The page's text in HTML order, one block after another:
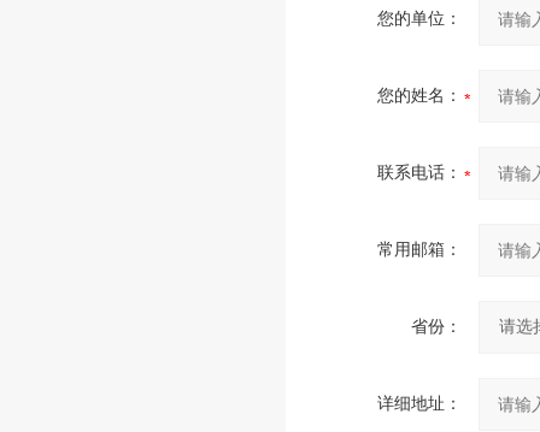
您的单位：
您的姓名：
联系电话：
常用邮箱：
省份：
详细地址：